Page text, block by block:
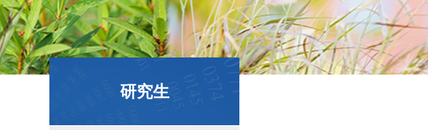
办事指南
行政团队
退休教师
人才引进
政策文件
文件汇编
研究生